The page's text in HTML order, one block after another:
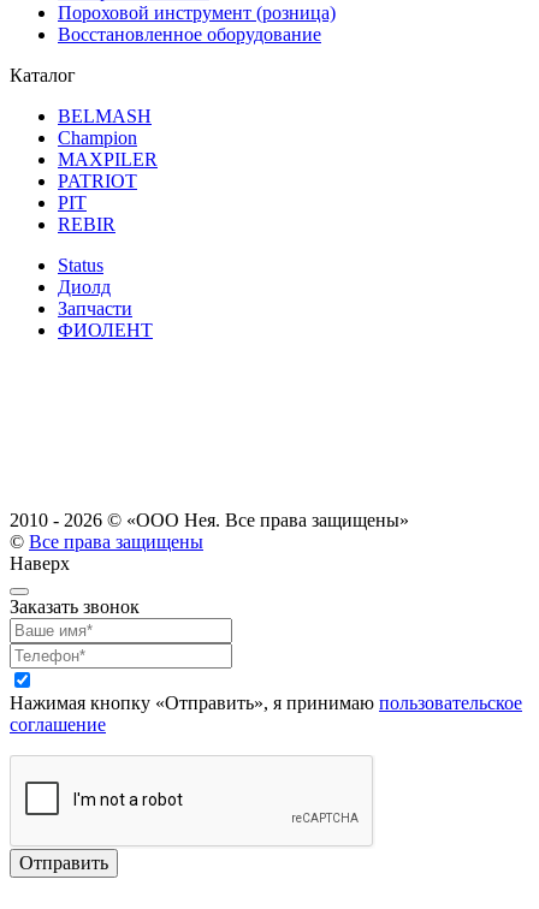
Пороховой инструмент (розница)
Восстановленное оборудование
Каталог
BELMASH
Champion
MAXPILER
PATRIOT
PIT
REBIR
Status
Диолд
Запчасти
ФИОЛЕНТ
2010 - 2026 © «ООО Нея. Все права защищены»
© Все права защищены
Наверх
Заказать звонок
Нажимая кнопку «Отправить», я принимаю пользовательское
соглашение